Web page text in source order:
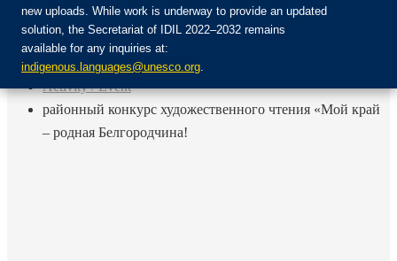
Авторизоваться
EN
FR
Назад
Activity / Event
районный конкурс художественного чтения «Мой край
– родная Белгородчина!
new uploads. While work is underway to provide an updated
solution, the Secretariat of IDIL 2022–2032 remains
available for any inquiries at:
indigenous.languages@unesco.org.